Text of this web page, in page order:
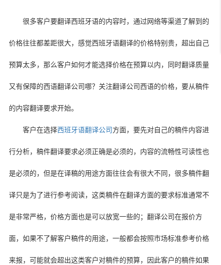
很多客户要翻译西班牙语的内容时，通过网络等渠道了解到的
价格往往都差距很大，感觉西班牙语翻译的价格特别贵，超出自己
预算太多，那么客户如何才能选择价格在预算以内，同时翻译质量
又有保障的西语翻译公司哪？关注翻译公司西语的价格，要从稿件
的内容翻译要求开始。
客户在选择西班牙语翻译公司 方面，要先对自己的稿件内容进
行分析，稿件翻译要求必须正确是必须的，内容的流畅性可读性也
是必须的，但是在译稿的用途方面往往会有很大不同，很多稿件翻
译只是为了进行参考阅读，这类稿件在翻译方面的要求标准通常不
是非常严格，价格方面也是可以放宽一些的；翻译公司在报价方
面，如果不了解客户稿件的用途，一般都会按照市场标准参考价格
来报，可能就会超出这类客户对稿件的预算，因此客户的稿件如果